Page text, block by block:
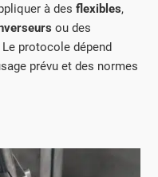
à desflexibles,
ou des
Le protocole dépend
prévu et des normes